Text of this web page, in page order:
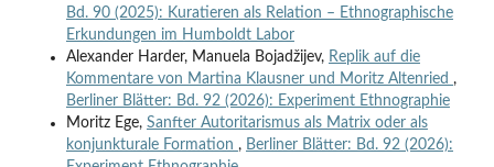
Bd. 90 (2025): Kuratieren als Relation – Ethnographische
Erkundungen im Humboldt Labor
Alexander Harder, Manuela Bojadžijev, Replik auf die
Kommentare von Martina Klausner und Moritz Altenried ,
Berliner Blätter: Bd. 92 (2026): Experiment Ethnographie
Moritz Ege, Sanfter Autoritarismus als Matrix oder als
konjunkturale Formation , Berliner Blätter: Bd. 92 (2026):